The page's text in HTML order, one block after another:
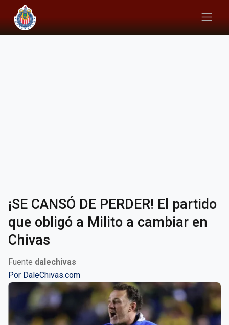
¡SE CANSÓ DE PERDER! El partido
que obligó a Milito a cambiar en
Chivas
Fuente dalechivas
Por DaleChivas.com